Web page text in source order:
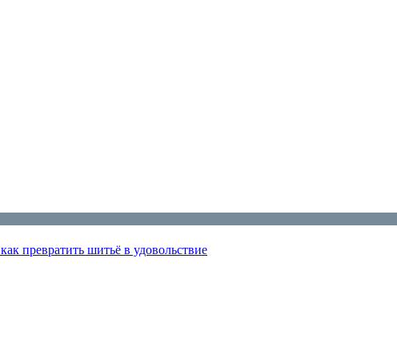
превратить шитьё в удовольствие